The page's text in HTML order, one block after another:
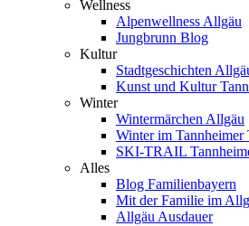
Wellness
Alpenwellness Allgäu
Jungbrunn Blog
Kultur
Stadtgeschichten
Kunst und Kultur
Winter
Wintermärchen Allgäu
Winter im Tannheimer
SKI-TRAIL
Alles
Blog Familienbayern
Mit der Familie im
Allgäu Ausdauer